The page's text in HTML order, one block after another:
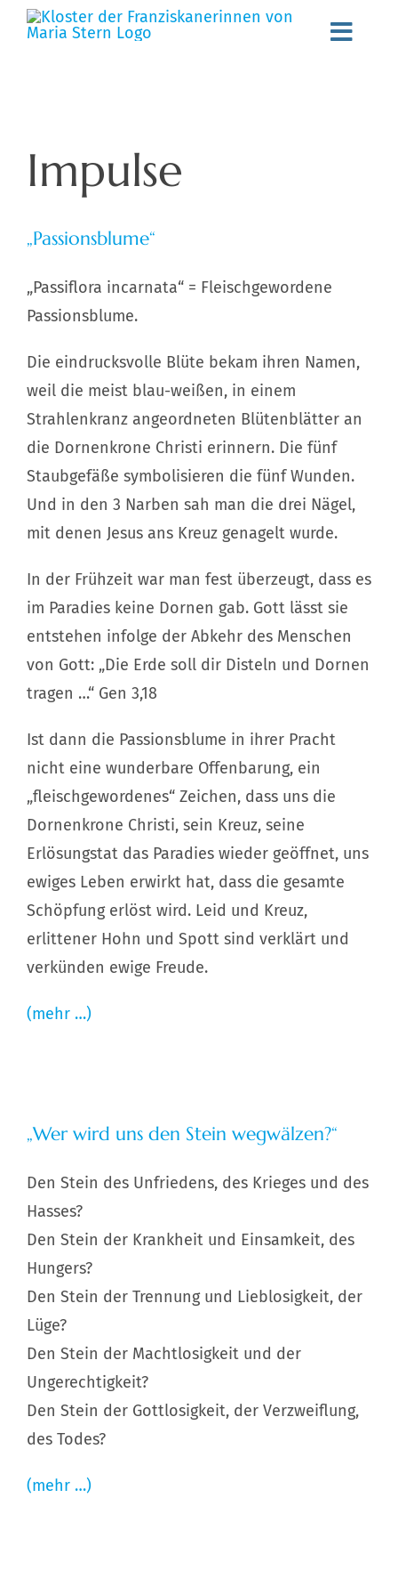
Zum
Inhalt
Spiritualität
Schwester werden
Aktuelles
Mission
Impulse
„Passionsblume“
„Passiflora incarnata“ = Fleischgewordene
Passionsblume.
Die eindrucksvolle Blüte bekam ihren Namen,
weil die meist blau-weißen, in einem
Strahlenkranz angeordneten Blütenblätter an
die Dornenkrone Christi erinnern. Die fünf
Staubgefäße symbolisieren die fünf Wunden.
Und in den 3 Narben sah man die drei Nägel,
mit denen Jesus ans Kreuz genagelt wurde.
In der Frühzeit war man fest überzeugt, dass es
im Paradies keine Dornen gab. Gott lässt sie
entstehen infolge der Abkehr des Menschen
von Gott: „Die Erde soll dir Disteln und Dornen
tragen …“ Gen 3,18
Ist dann die Passionsblume in ihrer Pracht
nicht eine wunderbare Offenbarung, ein
„fleischgewordenes“ Zeichen, dass uns die
Dornenkrone Christi, sein Kreuz, seine
Erlösungstat das Paradies wieder geöffnet, uns
ewiges Leben erwirkt hat, dass die gesamte
Schöpfung erlöst wird. Leid und Kreuz,
erlittener Hohn und Spott sind verklärt und
verkünden ewige Freude.
(mehr …)
„Wer wird uns den Stein wegwälzen?“
Den Stein des Unfriedens, des Krieges und des
Hasses?
Den Stein der Krankheit und Einsamkeit, des
Hungers?
Den Stein der Trennung und Lieblosigkeit, der
Lüge?
Den Stein der Machtlosigkeit und der
Ungerechtigkeit?
Den Stein der Gottlosigkeit, der Verzweiflung,
des Todes?
(mehr …)